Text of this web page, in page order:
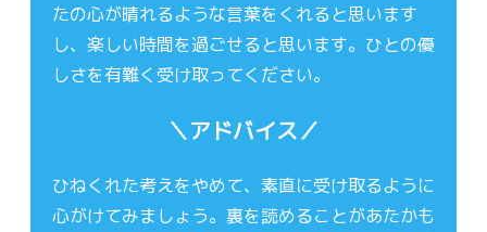
たの心が晴れるような言葉をくれると思います
し、楽しい時間を過ごせると思います。ひとの優
しさを有難く受け取ってください。
＼アドバイス／
ひねくれた考えをやめて、素直に受け取るように
心がけてみましょう。裏を読めることがあたかも